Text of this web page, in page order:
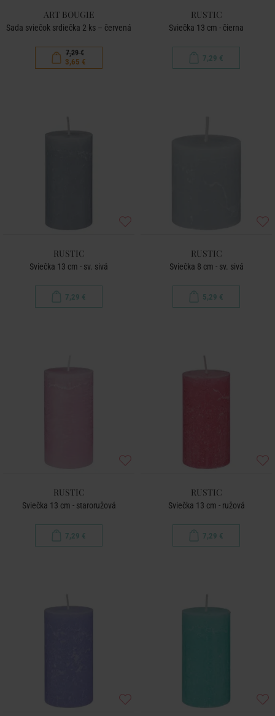
ART BOUGIE
Sada sviečok srdiečka 2 ks – červená
7,29 €
3,65 €
RUSTIC
Sviečka 13 cm - čierna
7,29 €
RUSTIC
Sviečka 13 cm - sv. sivá
7,29 €
RUSTIC
Sviečka 8 cm - sv. sivá
5,29 €
RUSTIC
Sviečka 13 cm - staroružová
7,29 €
RUSTIC
Sviečka 13 cm - ružová
7,29 €